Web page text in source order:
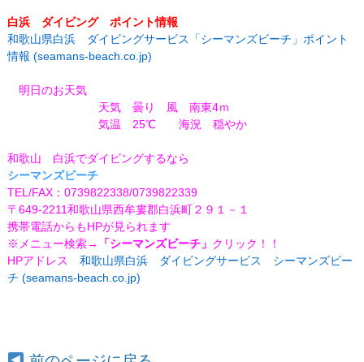
白浜 ダイビング ポイント情報
和歌山県白浜 ダイビングサービス「シーマンズビーチ」ポイント
情報 (seamans-beach.co.jp)
明日のお天気
天気 曇り 風 南東4ｍ
気温 25℃ 海況 穏やか
和歌山 白浜でダイビングするなら
シーマンズビーチ
TEL/FAX：0739822338/0739822339
〒649-2211和歌山県西牟婁郡白浜町２９１－１
携帯電話からもHPが見られます
※メニュー検索→「シーマンズビーチ」 クリック！！
HPアドレス 和歌山県白浜 ダイビングサービス シーマンズビー
チ (seamans-beach.co.jp)